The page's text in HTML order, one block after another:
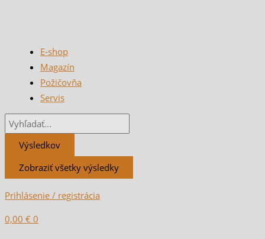
E-shop
Magazín
Požičovňa
Servis
Výsledkov
Zobraziť všetky výsledky
Prihlásenie / registrácia
0,00 € 0